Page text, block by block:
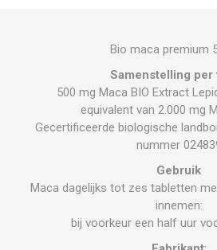
Bio maca premium
Samenstelling per
500 mg Maca BIO Extract
equivalent van 2.000 mg
Gecertificeerde biologische
nummer
Gebruik
Maca dagelijks tot zes tabletten
innemen:
bij voorkeur een half uur